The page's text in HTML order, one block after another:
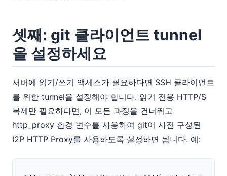
셋째: git 클라이언트 tunnel
을 설정하세요
서버에 읽기/쓰기 액세스가 필요하다면 SSH 클라이언트
를 위한 tunnel을 설정해야 합니다. 읽기 전용 HTTP/S
복제만 필요하다면, 이 모든 과정을 건너뛰고
http_proxy 환경 변수를 사용하여 git이 사전 구성된
I2P HTTP Proxy를 사용하도록 설정하면 됩니다. 예: